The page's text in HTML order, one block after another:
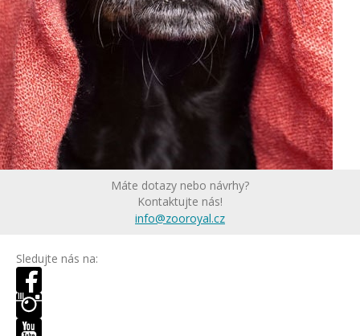
Máte dotazy nebo návrhy?
Kontaktujte nás!
info@zooroyal.cz
Sledujte nás na: